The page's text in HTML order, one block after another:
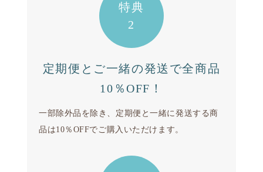
特典
2
定期便とご一緒の発送で全商品
10％OFF！
一部除外品を除き、定期便と一緒に発送する商
品は10％OFFでご購入いただけます。